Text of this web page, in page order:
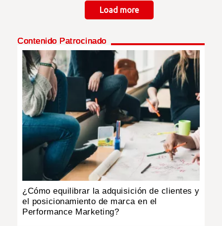
Load more
Contenido Patrocinado
¿Cómo equilibrar la adquisición de clientes y
el posicionamiento de marca en el
Performance Marketing?